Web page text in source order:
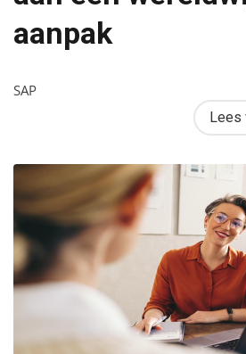
FrieslandCampina bouwt aan één
aanpak
SAP
Lees